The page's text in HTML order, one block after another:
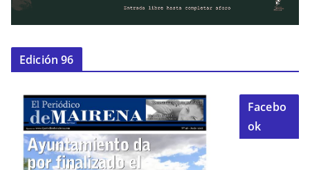
Edición 96
Facebo
ok